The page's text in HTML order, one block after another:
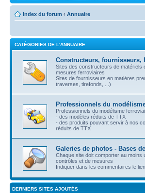
Index du forum ‹ Annuaire
CATÉGORIES DE L'ANNUAIRE
Constructeurs, fournisseurs,
Sites des constructeurs de matériels
mesures ferroviaires
Sites de fournisseurs en matières
traverses, tirefonds, ...)
Professionnels du
Professionnels du modélisme
- des modèles réduits de TTX
- des produits pouvant servir à nos
réduits de TTX
Galeries de photos - Bases
Chaque site doit comporter au moins
contrôles et de mesures
Indiquer dans les commentaires le
DERNIERS SITES AJOUTÉS